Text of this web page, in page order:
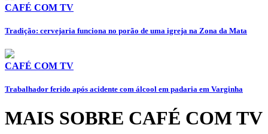
CAFÉ COM TV
Tradição: cervejaria funciona no porão de uma igreja na Zona da Mata
CAFÉ COM TV
Trabalhador ferido após acidente com álcool em padaria em Varginha
MAIS SOBRE CAFÉ COM TV